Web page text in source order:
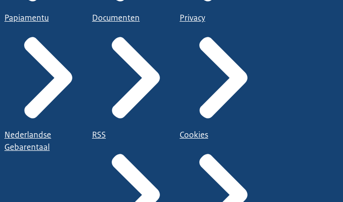
Papiamentu
Nederlandse
Gebarentaal
Documenten
RSS
Privacy
Cookies